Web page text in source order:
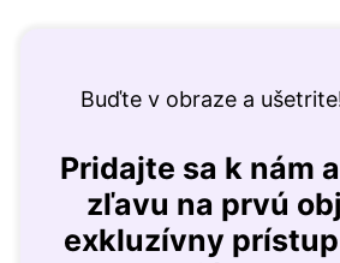
Buďte v obraze a
Pridajte sa k nám
zľavu na prvú
exkluzívny